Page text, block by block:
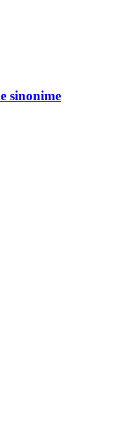
sinonime